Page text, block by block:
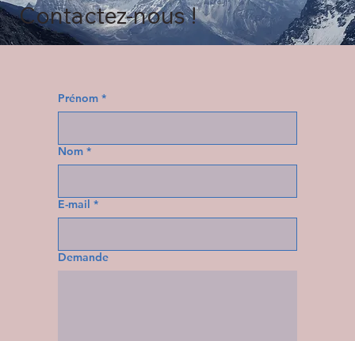
Contactez-nous !
Prénom *
Nom *
E-mail *
Demande